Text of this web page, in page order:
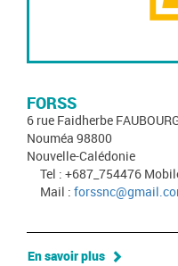
FORSS
6 rue Faidherbe
Nouméa 98800
Nouvelle-Calédonie
Tel : +687_754476
Mail :
En savoir plus